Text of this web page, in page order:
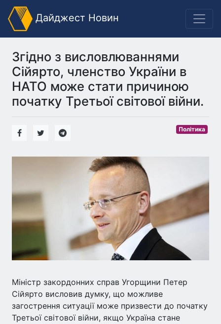
Дайджест Новин
Згідно з висловлюваннями
Сійярто, членство України в
НАТО може стати причиною
початку Третьої світової війни.
Політика
Міністр закордонних справ Угорщини Петер
Сійярто висловив думку, що можливе
загострення ситуації може призвести до початку
Третьої світової війни, якщо Україна стане